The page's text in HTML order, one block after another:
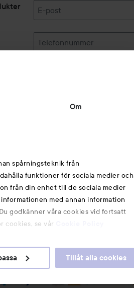
Om
spårningsteknik från
funktioner för sociala medier och
från din enhet till de sociala medier
med annan information
godkänner våra cookies vid fortsatt
cookies, se vår
Tillåt alla cookies
E-post
Telefonnummer
Följ oss